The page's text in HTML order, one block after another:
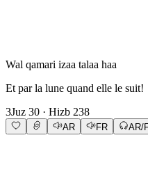
Wal qamari izaa talaa haa
Et par la lune quand elle le suit!
3Juz 30 · Hizb 238
AR FR AR/